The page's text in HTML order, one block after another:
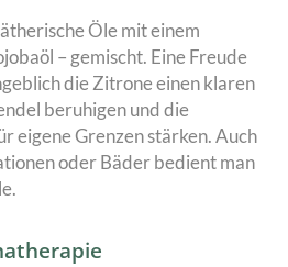
Öle mit einem
– gemischt. Eine Freude
die Zitrone einen klaren
beruhigen und die
eigene Grenzen stärken. Auch
oder Bäder bedient man